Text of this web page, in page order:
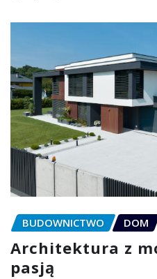
BUDOWNICTWO DOM
Architektura z
pasją